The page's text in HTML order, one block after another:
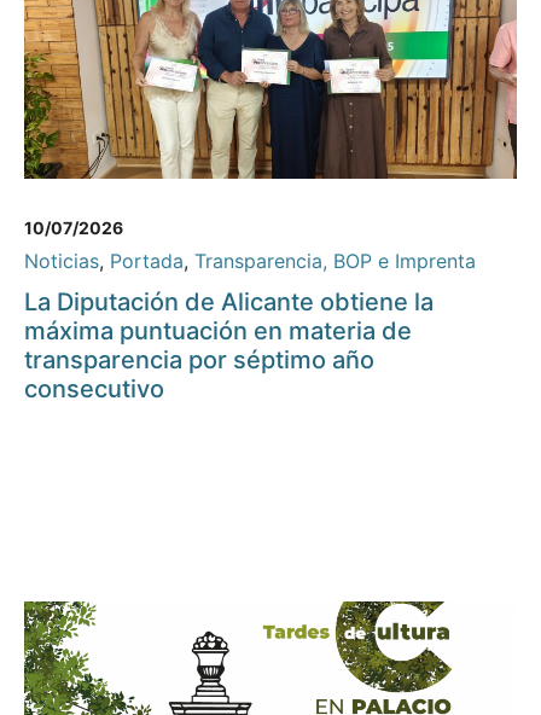
10/07/2026
Noticias, Portada, Transparencia, BOP e Imprenta
La Diputación de Alicante obtiene la
máxima puntuación en materia de
transparencia por séptimo año
consecutivo